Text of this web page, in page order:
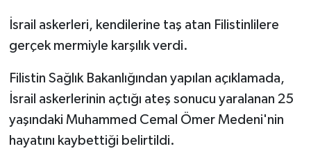
İsrail askerleri, kendilerine taş atan Filistinlilere
gerçek mermiyle karşılık verdi.
Filistin Sağlık Bakanlığından yapılan açıklamada,
İsrail askerlerinin açtığı ateş sonucu yaralanan 25
yaşındaki Muhammed Cemal Ömer Medeni'nin
hayatını kaybettiği belirtildi.